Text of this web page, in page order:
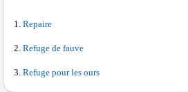
Repaire
Refuge de fauve
Refuge pour les ours